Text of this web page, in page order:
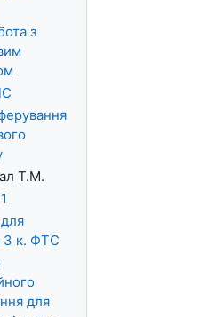
з
Т.М.
3 к. ФТС
для